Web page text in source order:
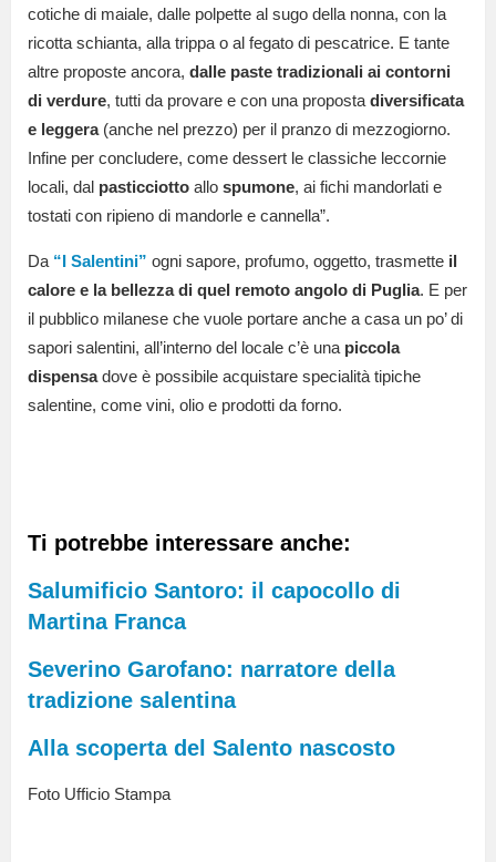
cotiche di maiale, dalle polpette al sugo della nonna, con la
ricotta schianta, alla trippa o al fegato di pescatrice. E tante
altre proposte ancora, dalle paste tradizionali ai contorni
di verdure, tutti da provare e con una proposta diversificata
e leggera(anche nel prezzo) per il pranzo di mezzogiorno.
Infine per concludere, come dessert le classiche leccornie
locali, dal pasticciotto allo spumone, ai fichi mandorlati e
tostati con ripieno di mandorle e cannella”.
Da “I Salentini” ogni sapore, profumo, oggetto, trasmette il
calore e la bellezza di quel remoto angolo di Puglia. E per
il pubblico milanese che vuole portare anche a casa un po’ di
sapori salentini, all’interno del locale c’è una piccola
dispensadove è possibile acquistare specialità tipiche
salentine, come vini, olio e prodotti da forno.
Ti potrebbe interessare anche:
Salumificio Santoro: il capocollo di
Martina Franca
Severino Garofano: narratore della
tradizione salentina
Alla scoperta del Salento nascosto
Foto Ufficio Stampa